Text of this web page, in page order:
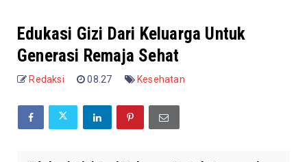
Edukasi Gizi Dari Keluarga Untuk
Generasi Remaja Sehat
Redaksi 08.27 Kesehatan